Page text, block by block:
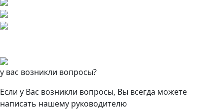
у вас возникли вопросы?
Если у Вас возникли вопросы, Вы всегда можете
написать нашему руководителю